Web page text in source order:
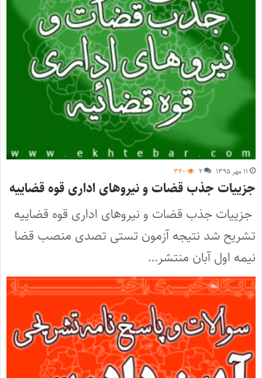
۱۱ مهر ۱۳۹۵ ۲ ۳۴۰
جزییات جذب قضات و نیروهای اداری قوه قضاییه
جزییات جذب قضات و نیروهای اداری قوه قضاییه
تشریح شد نتیجه آزمون تستی تصدی منصب قضا
نیمه اول آبان منتشر…